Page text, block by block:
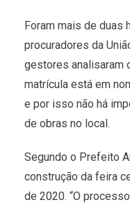
Foram mais de duas
procuradores da
gestores analisaram
matrícula está em
e por isso não há
de obras no local.
Segundo o Prefeito
construção da feira
de 2020. “O